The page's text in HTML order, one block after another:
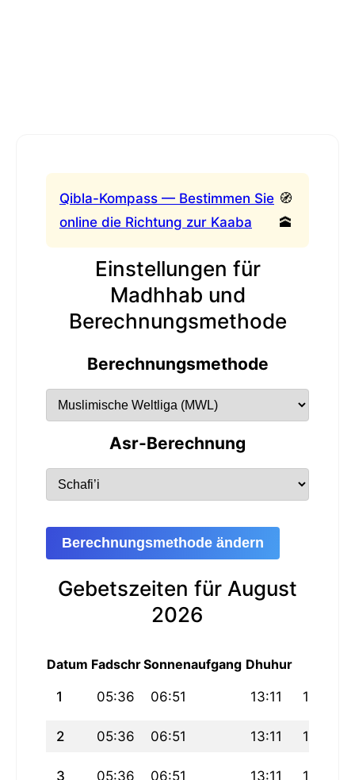
Qibla-Kompass — Bestimmen Sie
online die Richtung zur Kaaba
🧭
🕋
Einstellungen für
Madhhab und
Berechnungsmethode
Berechnungsmethode
Asr-Berechnung
Berechnungsmethode ändern
Gebetszeiten für August
2026
Datum FadschrSonnenaufgang Dhuhur
1 05:36 06:51 13:11 16:05
2 05:36 06:51 13:11 16:05
3 05:36 06:51 13:11 16:06